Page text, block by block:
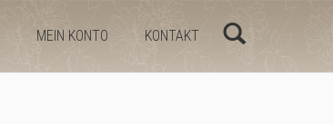
MEIN KONTO KONTAKT